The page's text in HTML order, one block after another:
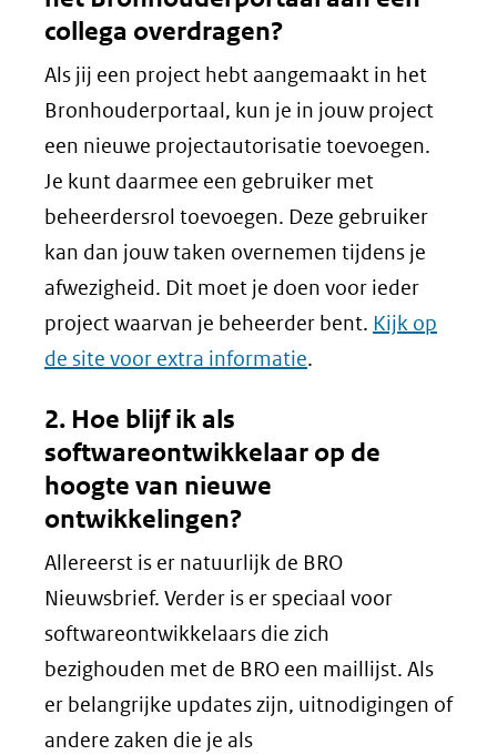
collega overdragen?
Als jij een project hebt aangemaakt in het
Bronhouderportaal, kun je in jouw project
een nieuwe projectautorisatie toevoegen.
Je kunt daarmee een gebruiker met
beheerdersrol toevoegen. Deze gebruiker
kan dan jouw taken overnemen tijdens je
afwezigheid. Dit moet je doen voor ieder
project waarvan je beheerder bent. Kijk op
de site voor extra informatie.
2. Hoe blijf ik als
softwareontwikkelaar op de
hoogte van nieuwe
ontwikkelingen?
Allereerst is er natuurlijk de BRO
Nieuwsbrief. Verder is er speciaal voor
softwareontwikkelaars die zich
bezighouden met de BRO een maillijst. Als
er belangrijke updates zijn, uitnodigingen of
andere zaken die je als